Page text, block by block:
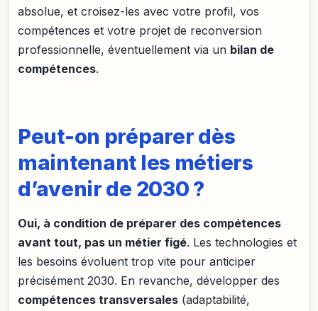
absolue, et croisez-les avec votre profil, vos
compétences et votre projet de reconversion
professionnelle, éventuellement via un bilan de
compétences.
Peut-on préparer dès
maintenant les métiers
d’avenir de 2030 ?
Oui, à condition de préparer des compétences
avant tout, pas un métier figé. Les technologies et
les besoins évoluent trop vite pour anticiper
précisément 2030. En revanche, développer des
compétences transversales (adaptabilité,